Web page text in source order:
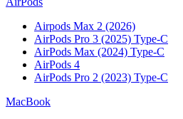
Airpods Max 2 (2026)
AirPods Pro 3 (2025) Type-C
AirPods Max (2024) Type-C
AirPods 4
AirPods Pro 2 (2023) Type-C
MacBook